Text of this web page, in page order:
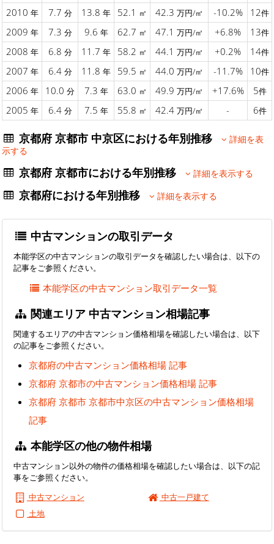
2010 年 7.7 分 13.8 年 52.1 ㎡ 42.3 万円/㎡ -10.2% 12件
2009 年 7.3 分 9.6 年 62.7 ㎡ 47.1 万円/㎡ +6.8% 13件
2008 年 6.8 分 11.7 年 58.2 ㎡ 44.1 万円/㎡ +0.2% 14件
2007 年 6.4 分 11.8 年 59.5 ㎡ 44.0 万円/㎡ -11.7% 10件
2006 年 10.0 分 7.3 年 63.0 ㎡ 49.9 万円/㎡ +17.6% 5件
2005 年 6.4 分 7.5 年 55.8 ㎡ 42.4 万円/㎡ - 6件
京都府 京都市 中京区における年別推移
詳細を表
示する
京都府 京都市における年別推移 詳細を表示する
京都府における年別推移 詳細を表示する
中古マンションの取引データ
本能学区の中古マンションの取引データを確認したい場合は、以下の
記事をご参照ください。
本能学区の中古マンション取引データ一覧
関連エリア 中古マンション相場記事
関連するエリアの中古マンション価格相場を確認したい場合は、以下
の記事をご参照ください。
京都府の中古マンション価格相場 記事
京都府 京都市の中古マンション価格相場 記事
京都府 京都市 京都市中京区の中古マンション価格相場
記事
本能学区の他の物件相場
中古マンション以外の物件の価格相場を確認したい場合は、以下の記
事をご参照ください。
中古マンション
中古一戸建て
土地